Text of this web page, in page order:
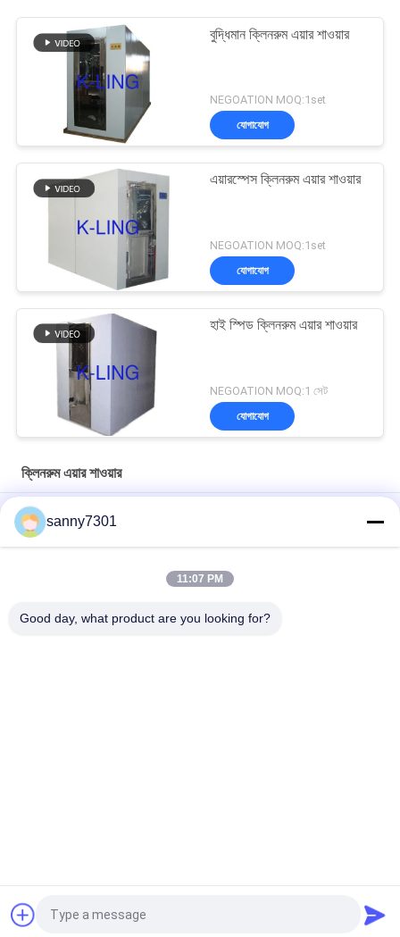
বুদ্ধিমান ক্লিনরুম এয়ার শাওয়ার
NEGOATION MOQ:1set
যোগাযোগ
এয়ারস্পেস ক্লিনরুম এয়ার শাওয়ার
NEGOATION MOQ:1set
যোগাযোগ
হাই স্পিড ক্লিনরুম এয়ার শাওয়ার
NEGOATION MOQ:1 সেট
যোগাযোগ
ক্লিনরুম এয়ার শাওয়ার
ওয়্যারলেস প্রেস সুইচ 380V 50HZ সহ বৈদ্যুতিক ক্লিনরুম এয়ার শাওয়ার
ক্লিনরুম প্রকল্পের জন্য স্টেইনলেস স্টিল প্লেট মডুলার এয়ার শাওয়ার
সিই এবং রোএইচএস এয়ার ফ্লো 1300 এম 3 / এইচ সহ অটোমেটেড স্লাইডিং ডোর
sanny7301
11:07 PM
Good day, what product are you looking for?